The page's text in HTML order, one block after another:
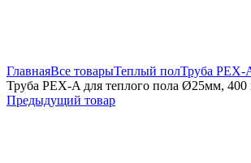
ГлавнаяВсе товарыТеплый полТруба PEX-
Труба PEX-A для теплого пола Ø25мм, 400
Предыдущий товар